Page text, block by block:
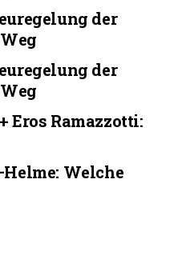
der
der
Eros Ramazzotti:
Welche